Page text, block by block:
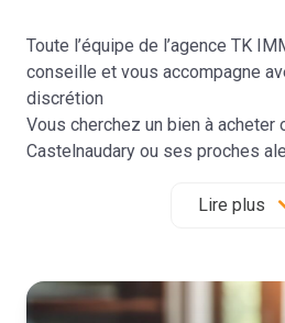
Toute l’équipe de l’agence TK
conseille et vous accompagne
discrétion
Vous cherchez un bien à acheter
Castelnaudary ou ses proches
son équipe, met tout en œuvre
et réactive, L'Agence TK
dans le Lauragais à
Lire plus